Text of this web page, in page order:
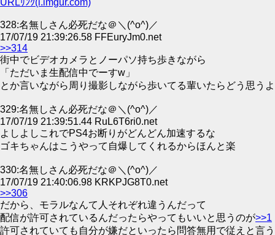
URLﾘﾝｸ(i.imgur.com)
328:名無しさん必死だな＠＼(^o^)／
17/07/19 21:39:26.58 FFEuryJm0.net
>>314
街中でビデオカメラとノーパソ持ち歩きながら
「ただいま生配信中でーすw」
とか言いながら周り撮影しながら歩いてる輩いたらどう思うよ
329:名無しさん必死だな＠＼(^o^)／
17/07/19 21:39:51.44 RuL6T6ri0.net
よしよしこれでPS4お断りがどんどん加速するな
ゴキちゃんはこうやって自爆してくれるからほんと楽
330:名無しさん必死だな＠＼(^o^)／
17/07/19 21:40:06.98 KRKPJG8T0.net
>>306
だから、モラルなんて人それぞれ違うんだって
配信が許可されているんだったらやってもいいと思うのが>>1
許可されていても自分が嫌だといったら問答無用で従えと言う